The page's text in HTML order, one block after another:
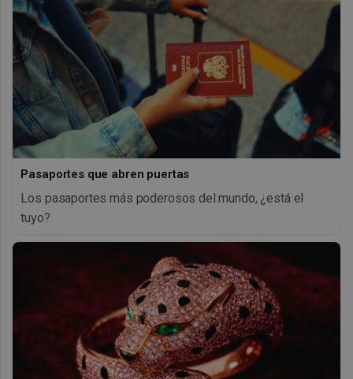
Pasaportes que abren puertas
Los pasaportes más poderosos del mundo, ¿está el
tuyo?